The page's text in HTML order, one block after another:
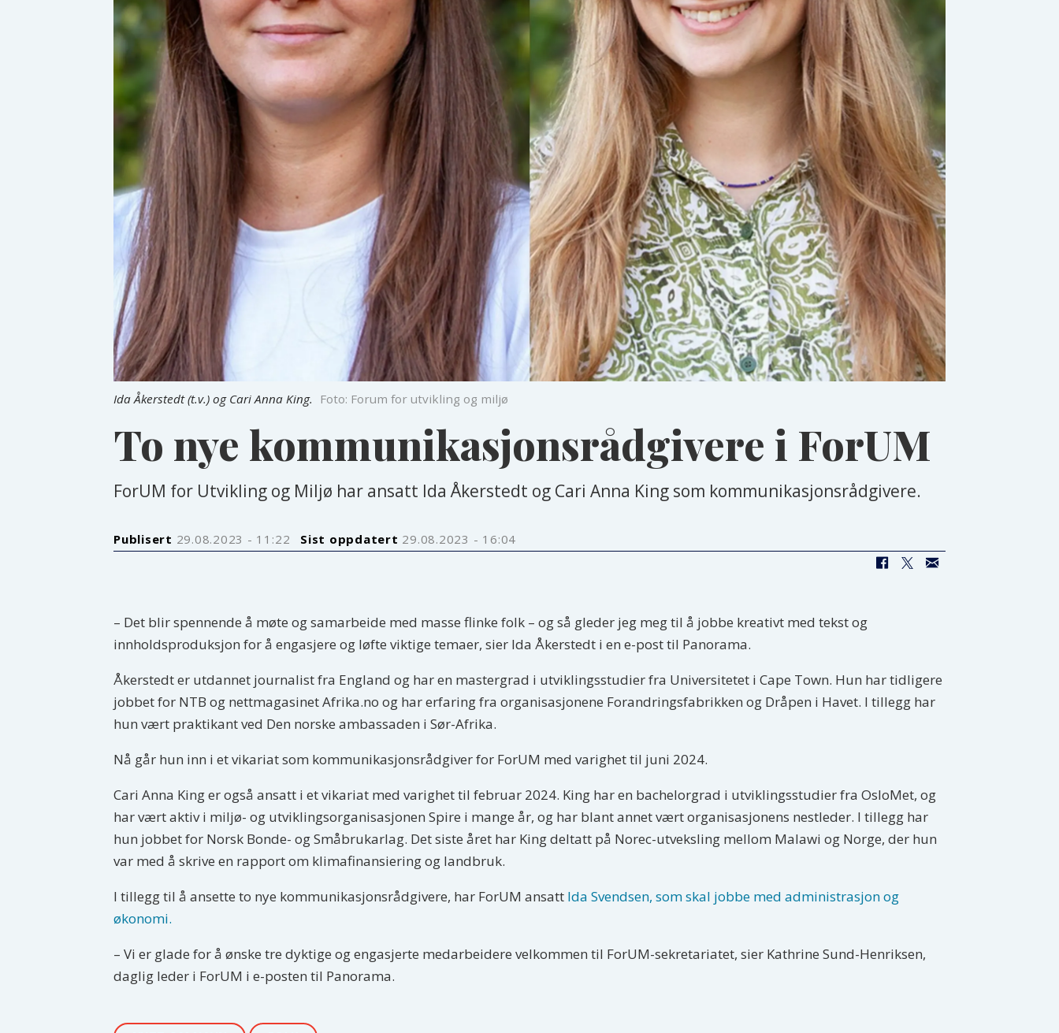
Ida Åkerstedt (t.v.) og Cari Anna King. Foto: Forum for utvikling og miljø
To nye kommunikasjonsrådgivere i ForUM
ForUM for Utvikling og Miljø har ansatt Ida Åkerstedt og Cari Anna King som kommunikasjonsrådgivere.
Publisert 29.08.2023 - 11:22 Sist oppdatert 29.08.2023 - 16:04
– Det blir spennende å møte og samarbeide med masse flinke folk – og så gleder jeg meg til å jobbe kreativt med tekst og
innholdsproduksjon for å engasjere og løfte viktige temaer, sier Ida Åkerstedt i en e-post til Panorama.
Åkerstedt er utdannet journalist fra England og har en mastergrad i utviklingsstudier fra Universitetet i Cape Town. Hun har tidligere
jobbet for NTB og nettmagasinet Afrika.no og har erfaring fra organisasjonene Forandringsfabrikken og Dråpen i Havet. I tillegg har
hun vært praktikant ved Den norske ambassaden i Sør-Afrika.
Nå går hun inn i et vikariat som kommunikasjonsrådgiver for ForUM med varighet til juni 2024.
Cari Anna King er også ansatt i et vikariat med varighet til februar 2024. King har en bachelorgrad i utviklingsstudier fra OsloMet, og
har vært aktiv i miljø- og utviklingsorganisasjonen Spire i mange år, og har blant annet vært organisasjonens nestleder. I tillegg har
hun jobbet for Norsk Bonde- og Småbrukarlag. Det siste året har King deltatt på Norec-utveksling mellom Malawi og Norge, der hun
var med å skrive en rapport om klimafinansiering og landbruk.
I tillegg til å ansette to nye kommunikasjonsrådgivere, har ForUM ansatt Ida Svendsen, som skal jobbe med administrasjon og
økonomi.
– Vi er glade for å ønske tre dyktige og engasjerte medarbeidere velkommen til ForUM-sekretariatet, sier Kathrine Sund-Henriksen,
daglig leder i ForUM i e-posten til Panorama.